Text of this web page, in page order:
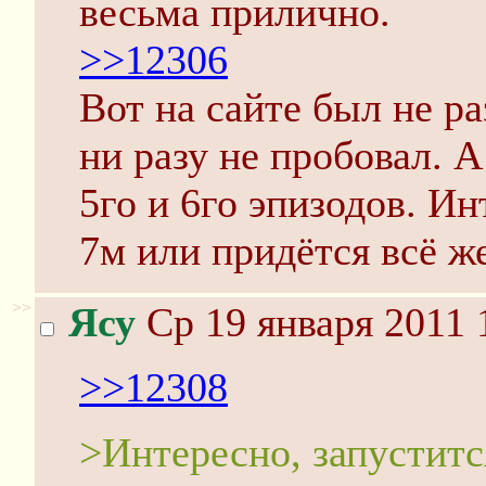
весьма прилично.
>>12306
Вот на сайте был не
ни разу не пробовал.
5го и 6го эпизодов.
7м или придётся всё
>> Ясу Ср 19 января 2011
>>12308
>Интересно,